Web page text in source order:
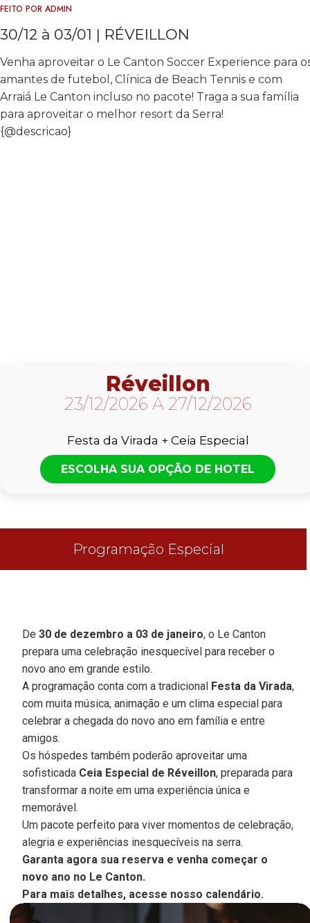
FEITO POR ADMIN
30/12 à 03/01 | RÉVEILLON
Venha aproveitar o Le Canton Soccer Experience para
amantes de futebol, Clínica de Beach Tennis e com
Arraiá Le Canton incluso no pacote! Traga a sua família
para aproveitar o melhor resort da Serra!
{@descricao}
Réveillon
23/12/2026 A 27/12/2026
Festa da Virada + Ceia Especial
ESCOLHA SUA OPÇÃO DE HOTEL
Programação Especial
De 30 de dezembro a 03 de janeiro, o Le Canton
prepara uma celebração inesquecível para receber o
novo ano em grande estilo.
A programação conta com a tradicional Festa da Virada,
com muita música, animação e um clima especial para
celebrar a chegada do novo ano em família e entre
amigos.
Os hóspedes também poderão aproveitar uma
sofisticada Ceia Especial de Réveillon, preparada para
transformar a noite em uma experiência única e
memorável.
Um pacote perfeito para viver momentos de celebração,
alegria e experiências inesquecíveis na serra.
Garanta agora sua reserva e venha começar o
novo ano no Le Canton.
Para mais detalhes, acesse nosso calendário.